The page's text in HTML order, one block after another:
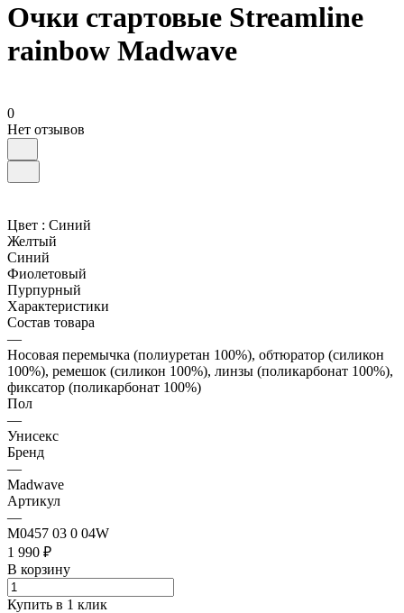
Очки стартовые Streamline
rainbow Madwave
0
Нет отзывов
Цвет : Синий
Желтый
Синий
Фиолетовый
Пурпурный
Характеристики
Состав товара
—
Носовая перемычка (полиуретан 100%), обтюратор (силикон
100%), ремешок (силикон 100%), линзы (поликарбонат 100%),
фиксатор (поликарбонат 100%)
Пол
—
Унисекс
Бренд
—
Madwave
Артикул
—
M0457 03 0 04W
1 990 ₽
В корзину
Купить в 1 клик